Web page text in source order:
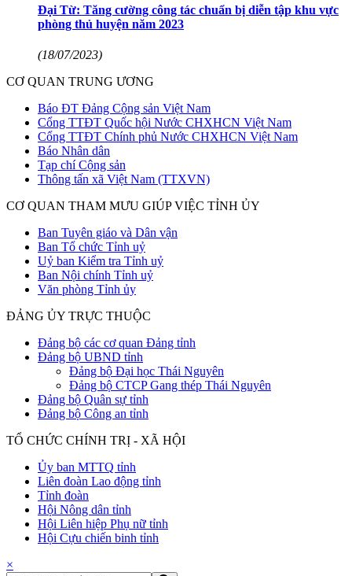
Đại Từ: Tăng cường công tác chuẩn bị diễn tập khu vực
phòng thủ huyện năm 2023
(18/07/2023)
CƠ QUAN TRUNG ƯƠNG
Báo ĐT Đảng Cộng sản Việt Nam
Cổng TTĐT Quốc hội Nước CHXHCN Việt Nam
Cổng TTĐT Chính phủ Nước CHXHCN Việt Nam
Báo Nhân dân
Tạp chí Cộng sản
Thông tấn xã Việt Nam (TTXVN)
CƠ QUAN THAM MƯU GIÚP VIỆC TỈNH ỦY
Ban Tuyên giáo và Dân vận
Ban Tổ chức Tỉnh uỷ
Uỷ ban Kiểm tra Tỉnh uỷ
Ban Nội chính Tỉnh uỷ
Văn phòng Tỉnh ủy
ĐẢNG ỦY TRỰC THUỘC
Đảng bộ các cơ quan Đảng tỉnh
Đảng bộ UBND tỉnh
Đảng bộ Đại học Thái Nguyên
Đảng bộ CTCP Gang thép Thái Nguyên
Đảng bộ Quân sự tỉnh
Đảng bộ Công an tỉnh
TỔ CHỨC CHÍNH TRỊ - XÃ HỘI
Ủy ban MTTQ tỉnh
Liên đoàn Lao động tỉnh
Tỉnh đoàn
Hội Nông dân tỉnh
Hội Liên hiệp Phụ nữ tỉnh
Hội Cựu chiến binh tỉnh
×